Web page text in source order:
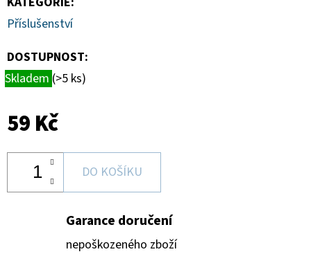
Příslušenství
DOSTUPNOST:
Skladem (>5 ks)
59 Kč
DO KOŠÍKU
Garance doručení
nepoškozeného zboží